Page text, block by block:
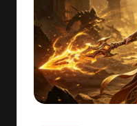
服
_
传
奇